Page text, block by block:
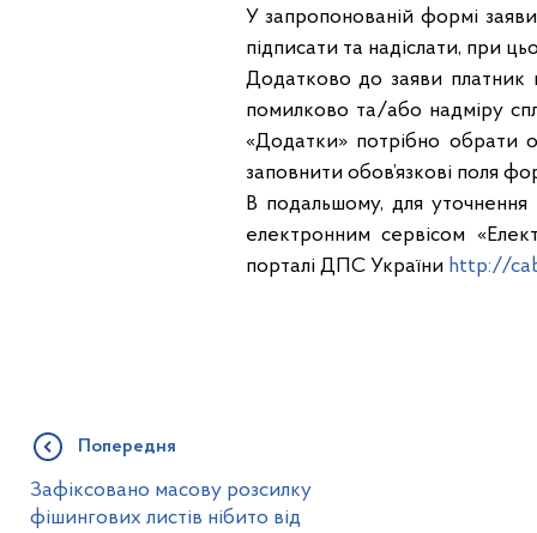
У запропонованій формі
підписати та надіслати, при
Додатково до заяви платник
помилково та/або надміру
«Додатки» потрібно обрати
заповнити обов’язкові поля
В подальшому, для уточнення
електронним сервісом
порталі ДПС України http://
Попередня
Зафіксовано масову розсилку
фішингових листів нібито від